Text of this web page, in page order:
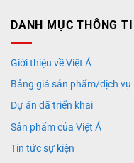
DANH MỤC THÔNG
Giới thiệu về Việt Á
Bảng giá sản phẩm/dịch vụ
Dự án đã triển khai
Sản phẩm của Việt Á
Tin tức sự kiện